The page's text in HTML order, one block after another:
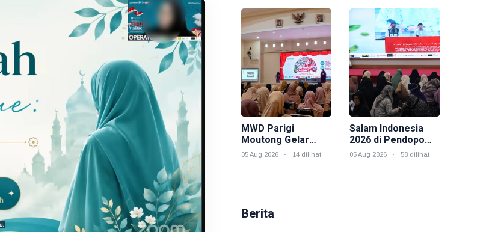
Indonesia
Indonesia" Sebagai
Rangkaian
Muktamar V
MWD Parigi
Moutong Gelar
Hybrid Salam
Keluarga
05 Aug 2026 14 dilihat
Salam Indonesia
2026 di Pendopo
Odah Etam,
05 Aug 2026 58 dilihat
Berita